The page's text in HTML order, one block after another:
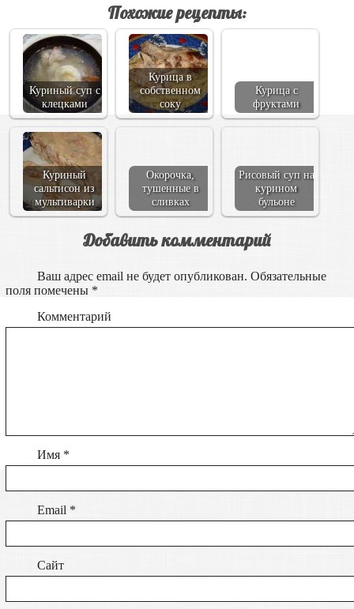
Похожие рецепты:
Куриный суп с
клецками
Курица в
собственном
соку
Курица с
фруктами
Куриный
сальтисон из
мультиварки
Окорочка,
тушенные в
сливках
Рисовый суп на
курином
бульоне
Добавить комментарий
Ваш адрес email не будет опубликован. Обязательные
поля помечены *
Комментарий
Имя *
Email *
Сайт